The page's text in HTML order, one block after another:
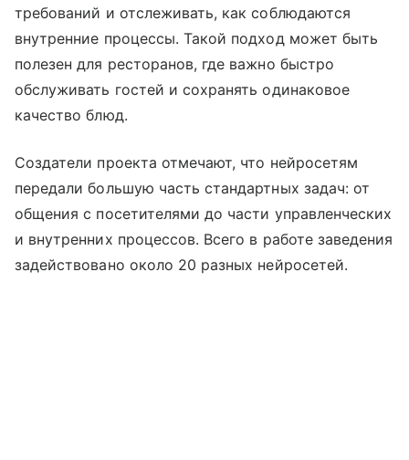
требований и отслеживать, как соблюдаются
внутренние процессы. Такой подход может быть
полезен для ресторанов, где важно быстро
обслуживать гостей и сохранять одинаковое
качество блюд.
Создатели проекта отмечают, что нейросетям
передали большую часть стандартных задач: от
общения с посетителями до части управленческих
и внутренних процессов. Всего в работе заведения
задействовано около 20 разных нейросетей.